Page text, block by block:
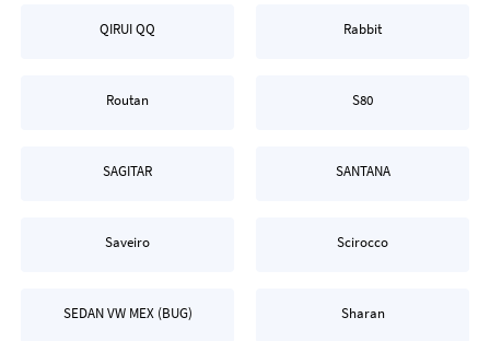
QIRUI QQ Rabbit
Routan S80
SAGITAR SANTANA
Saveiro Scirocco
SEDAN VW MEX (BUG) Sharan